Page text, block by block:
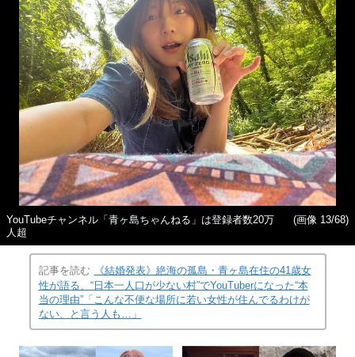
YouTubeチャンネル「青ヶ島ちゃんねる」は登録者数20万
人超
(画像 13/68)
記事を読む
《結婚発表》絶海の孤島・青ヶ島在住の41歳女
性が語る、“日本一人口が少ない村”でYouTuberになった“本
当の理由”「こんな不便な場所に若い女性が住んでるわけが
ない、と言う人も…」